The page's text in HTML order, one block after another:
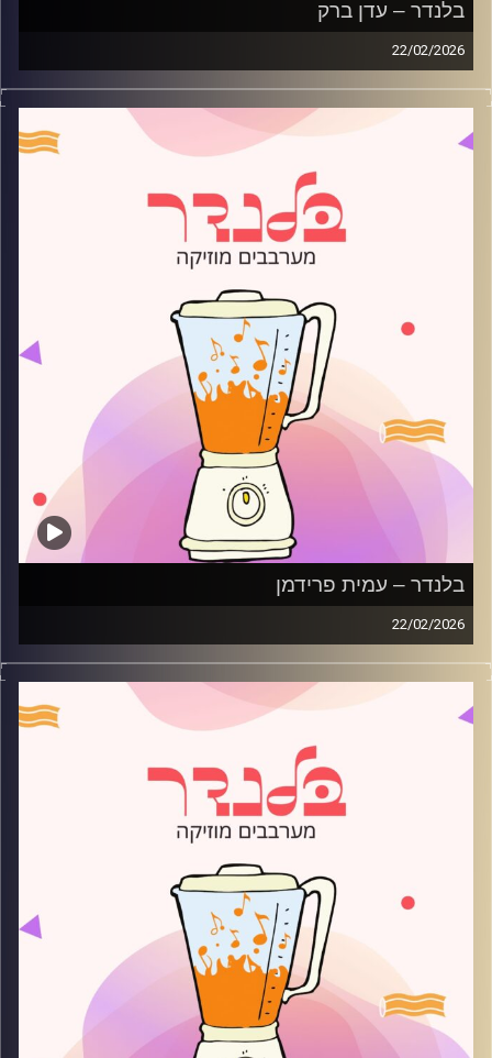
בלנדר – עדן ברק
22/02/2026
מוזיקה רגועה לפתוח איתה את הבוקר בהגשת עדן ברק
קרדיט תמונות:
AudioVersity
בלנדר – עמית פרידמן
22/02/2026
מוזיקה רגועה לפתוח איתה את הבוקר בהגשת עמית פרידמן
קרדיט תמונות:
AudioVersity